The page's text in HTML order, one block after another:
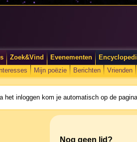
Zoek&Vind Evenementen
Mijn poëzie Berichten Vrienden
inloggen kom je automatisch op de
Nog geen lid?